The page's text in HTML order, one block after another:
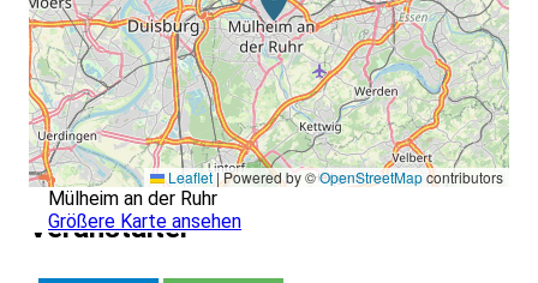
Leaflet |Powered by ©OpenStreetMapcontributors
Mülheim an der Ruhr
Größere Karte ansehen
Veranstalter